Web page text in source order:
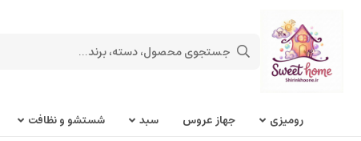
روميزی جهاز عروس سبد شستشو و نظافت